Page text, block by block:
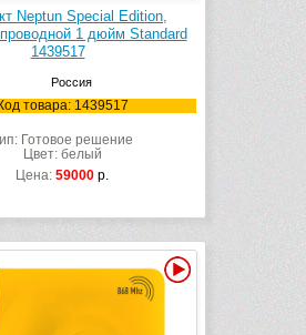
Neptun Special Edition,
1 дюйм Standard
1439517
Россия
Код товара: 1439517
Готовое решение
Цвет: белый
Цена: 59000 р.